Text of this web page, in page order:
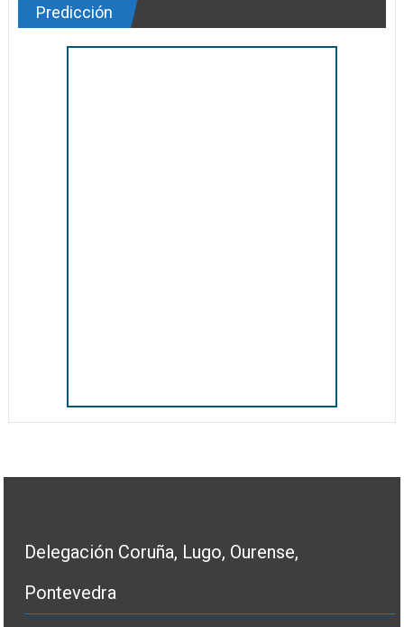
Predicción
Delegación Coruña, Lugo, Ourense,
Pontevedra